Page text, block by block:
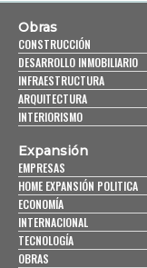
Obras
CONSTRUCCIÓN
DESARROLLO INMOBILIARIO
INFRAESTRUCTURA
ARQUITECTURA
INTERIORISMO
Expansión
EMPRESAS
HOME EXPANSIÓN POLITICA
ECONOMÍA
INTERNACIONAL
TECNOLOGÍA
OBRAS